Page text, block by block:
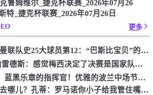
鲁姆维尔_捷克杯联赛_2026年07月26
特_捷克杯联赛_2026年07月26日
更多
【英超】TA评曼联队史25大球员第12：“巴斯比宝贝”的绝佳
[迈阿密国际]帕雷德斯：感觉梅西决定了决赛是国家队最后一战，
【你怎么看？】蓝黑乐章的指挥官！优雅的波兰中场节拍器！
[体育头条]孔蒂去哪儿？孔蒂：罗马诺你小子给我管住嘴哈！